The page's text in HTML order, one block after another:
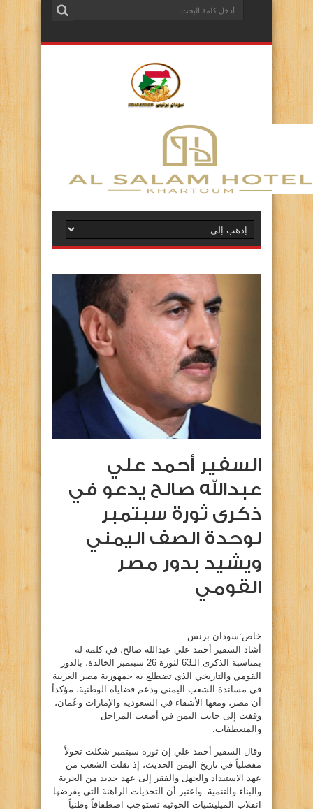
السفير أحمد علي
عبدالله صالح يدعو في
ذكرى ثورة سبتمبر
لوحدة الصف اليمني
ويشيد بدور مصر
القومي
خاص:سودان بزنس
أشاد السفير أحمد علي عبدالله صالح، في كلمة له
بمناسبة الذكرى الـ63 لثورة 26 سبتمبر الخالدة، بالدور
القومي والتاريخي الذي تضطلع به جمهورية مصر العربية
في مساندة الشعب اليمني ودعم قضاياه الوطنية، مؤكداً
أن مصر، ومعها الأشقاء في السعودية والإمارات وعُمان،
وقفت إلى جانب اليمن في أصعب المراحل
والمنعطفات.
وقال السفير أحمد علي إن ثورة سبتمبر شكلت تحولاً
مفصلياً في تاريخ اليمن الحديث، إذ نقلت الشعب من
عهد الاستبداد والجهل والفقر إلى عهد جديد من الحرية
والبناء والتنمية. واعتبر أن التحديات الراهنة التي يفرضها
انقلاب الميليشيات الحوثية تستوجب اصطفافاً وطنياً